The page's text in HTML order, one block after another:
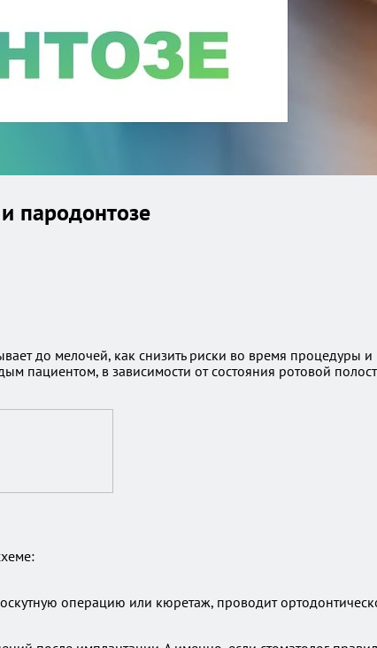
пародонтозе
до мелочей, как снизить риски во время процедуры и
пациентом, в зависимости от состояния ротовой
операцию или кюретаж, проводит